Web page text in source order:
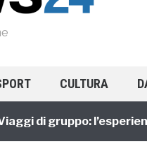
CULTURA
gruppo: l’esperienza